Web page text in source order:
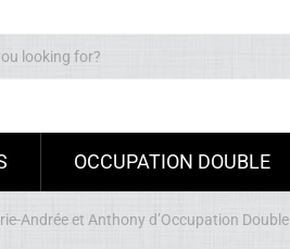
OCCUPATION DOUBLE
Andrée et Anthony d’Occupation Double